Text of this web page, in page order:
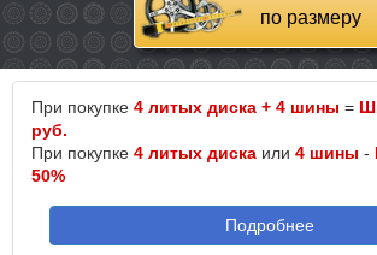
по размеру
При покупке 4 литых диска + 4 шины =
руб.
При покупке 4 литых диска или 4 шины -
50%
Подробнее